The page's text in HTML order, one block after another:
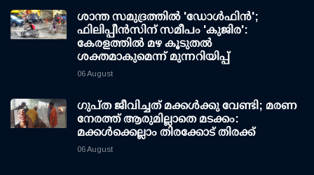
ശാന്ത സമുദ്രത്തില്‍ 'ഡോള്‍ഫിന്‍';
ഫിലിപ്പീന്‍സിന് സമീപം 'കുജിര':
കേരളത്തില്‍ മഴ കൂടുതല്‍
ശക്തമാകുമെന്ന് മുന്നറിയിപ്പ്
06 August
ഗുപ്ത ജീവിച്ചത് മക്കള്‍ക്കു വേണ്ടി; മരണ
നേരത്ത് ആരുമില്ലാതെ മടക്കം:
മക്കള്‍ക്കെല്ലാം തിരക്കോട് തിരക്ക്
06 August